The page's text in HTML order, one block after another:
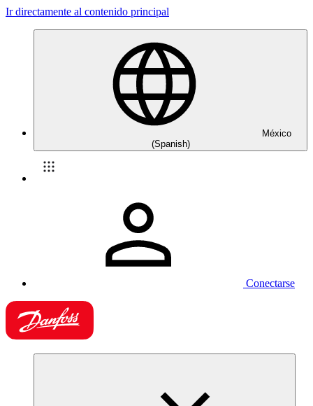
Ir directamente al contenido principal
México
(Spanish)
Conectarse